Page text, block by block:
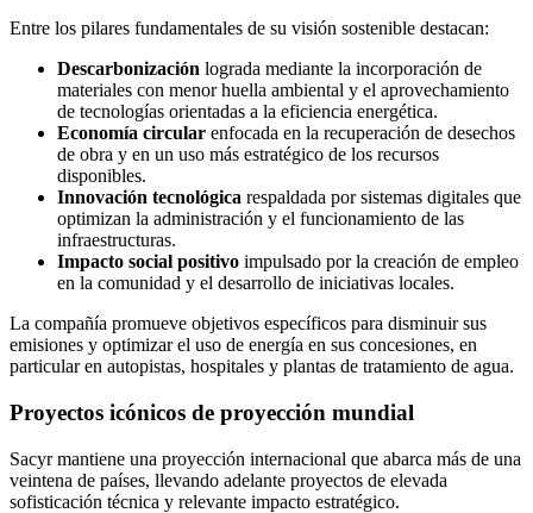
Entre los pilares fundamentales de su visión sostenible destacan:
Descarbonización lograda mediante la incorporación de
materiales con menor huella ambiental y el aprovechamiento
de tecnologías orientadas a la eficiencia energética.
Economía circular enfocada en la recuperación de desechos
de obra y en un uso más estratégico de los recursos
disponibles.
Innovación tecnológica respaldada por sistemas digitales que
optimizan la administración y el funcionamiento de las
infraestructuras.
Impacto social positivo impulsado por la creación de empleo
en la comunidad y el desarrollo de iniciativas locales.
La compañía promueve objetivos específicos para disminuir sus
emisiones y optimizar el uso de energía en sus concesiones, en
particular en autopistas, hospitales y plantas de tratamiento de agua.
Proyectos icónicos de proyección mundial
Sacyr mantiene una proyección internacional que abarca más de una
veintena de países, llevando adelante proyectos de elevada
sofisticación técnica y relevante impacto estratégico.